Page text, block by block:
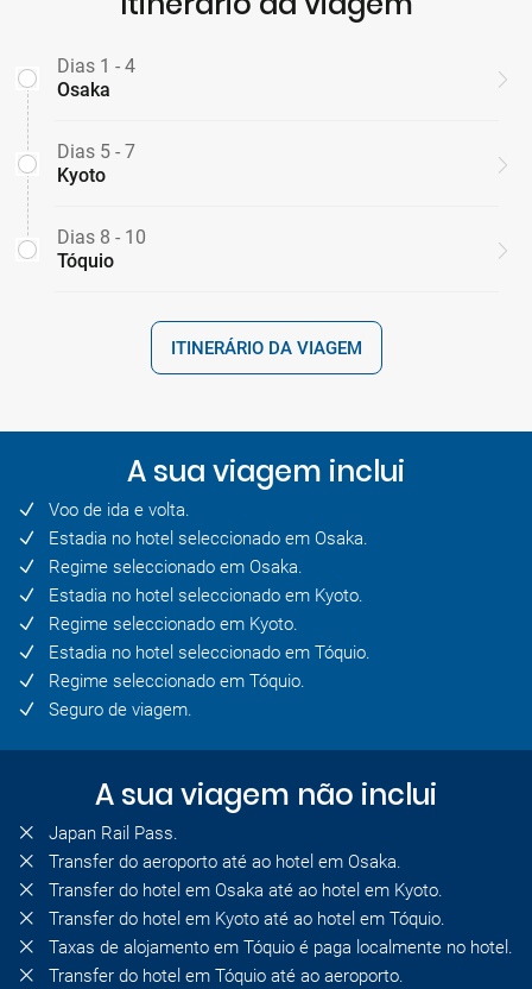
Dias 1 - 4
Osaka
Dias 5 - 7
Kyoto
Dias 8 - 10
Tóquio
ITINERÁRIO DA VIAGEM
A sua viagem inclui
Voo de ida e volta.
Estadia no hotel seleccionado em Osaka.
Regime seleccionado em Osaka.
Estadia no hotel seleccionado em Kyoto.
Regime seleccionado em Kyoto.
Estadia no hotel seleccionado em Tóquio.
Regime seleccionado em Tóquio.
Seguro de viagem.
A sua viagem não inclui
Japan Rail Pass.
Transfer do aeroporto até ao hotel em Osaka.
Transfer do hotel em Osaka até ao hotel em Kyoto.
Transfer do hotel em Kyoto até ao hotel em Tóquio.
Taxas de alojamento em Tóquio é paga localmente no hotel.
Transfer do hotel em Tóquio até ao aeroporto.